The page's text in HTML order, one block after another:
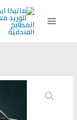
المحتوى